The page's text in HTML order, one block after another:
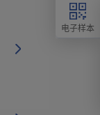
电子样本